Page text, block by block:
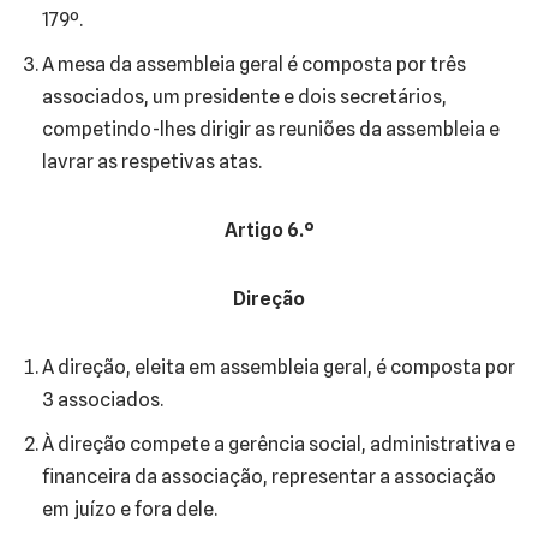
179º.
A mesa da assembleia geral é composta por três
associados, um presidente e dois secretários,
competindo-lhes dirigir as reuniões da assembleia e
lavrar as respetivas atas.
Artigo 6.º
Direção
A direção, eleita em assembleia geral, é composta por
3 associados.
À direção compete a gerência social, administrativa e
financeira da associação, representar a associação
em juízo e fora dele.